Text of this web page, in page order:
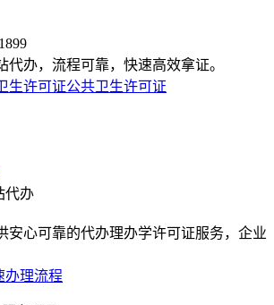
代办，流程可靠，快速高效拿证。
生许可证公共卫生许可证
代办
安心可靠的代办理办学许可证服务，企业
办理流程